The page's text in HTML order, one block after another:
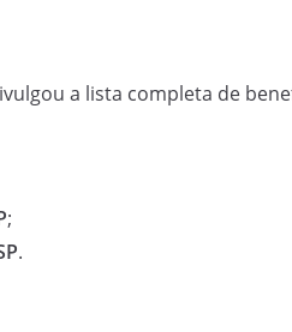
a lista completa de
;
.